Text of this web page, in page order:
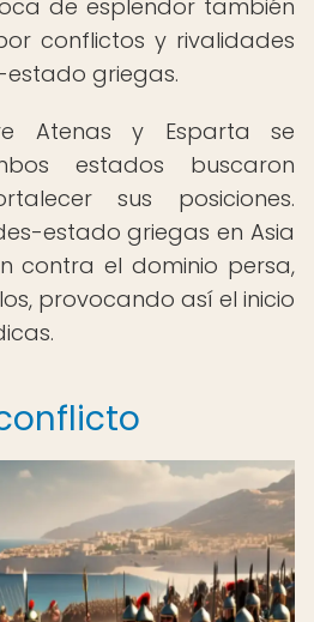
de esplendor también
conflictos y rivalidades
griegas.
Atenas y Esparta se
estados buscaron
sus posiciones.
estado griegas en Asia
contra el dominio persa,
provocando así el inicio